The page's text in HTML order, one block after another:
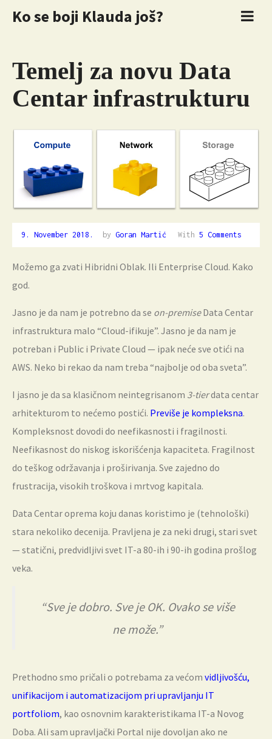
Ko se boji Klauda još?
Temelj za novu Data
Centar infrastrukturu
9. November 2018. by Goran Martić With 5 Comments
Možemo ga zvati Hibridni Oblak. Ili Enterprise Cloud. Kako
god.
Jasno je da nam je potrebno da se on-premiseData Centar
infrastruktura malo “Cloud-ifikuje”. Jasno je da nam je
potreban i Public i Private Cloud — ipak neće sve otići na
AWS. Neko bi rekao da nam treba “najbolje od oba sveta”.
I jasno je da sa klasičnom neintegrisanom 3-tierdata centar
arhitekturom to nećemo postići. Previše je kompleksna.
Kompleksnost dovodi do neefikasnosti i fragilnosti.
Neefikasnost do niskog iskorišćenja kapaciteta. Fragilnost
do teškog održavanja i proširivanja. Sve zajedno do
frustracija, visokih troškova i mrtvog kapitala.
Data Centar oprema koju danas koristimo je (tehnološki)
stara nekoliko decenija. Pravljena je za neki drugi, stari svet
— statični, predvidljivi svet IT-a 80-ih i 90-ih godina prošlog
veka.
“Sve je dobro. Sve je OK. Ovako se više
ne može.”
Prethodno smo pričali o potrebama za većom vidljivošću,
unifikacijom i automatizacijom pri upravljanju IT
portfoliom, kao osnovnim karakteristikama IT-a Novog
Doba. Ali sam upravljački Portal nije dovoljan ako ne